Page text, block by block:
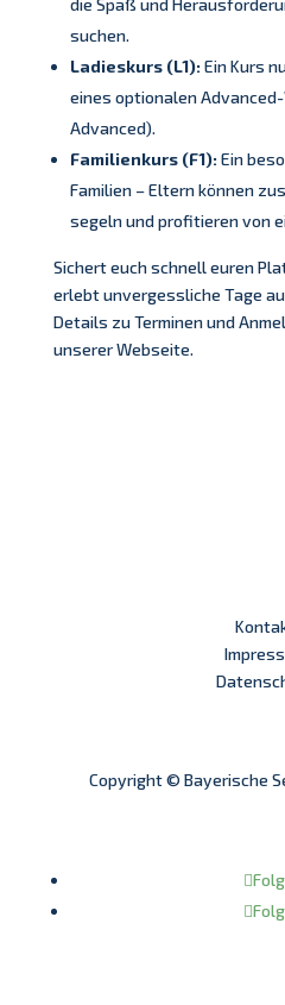
suchen.
Ladieskurs (L1): Ein Kurs
eines optionalen Advanced-
Advanced).
Familienkurs (F1): Ein
Familien – Eltern können
segeln und profitieren von
Sichert euch schnell euren
erlebt unvergessliche Tage
Details zu Terminen und
unserer Webseite.
Copyright © Bayerische